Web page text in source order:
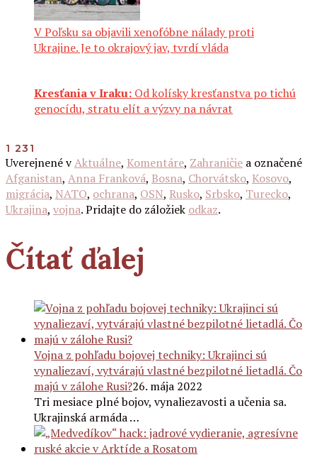
V Poľsku sa objavili xenofóbne nálady proti
Ukrajine. Je to okrajový jav, tvrdí vláda
Kresťania v Iraku: Od kolísky kresťanstva po tichú
genocídu, stratu elít a výzvy na návrat
1 231
Uverejnené vAktuálne, Komentáre, Zahraničie a označené
Afganistan, Anna Franková, Bosna, Chorvátsko, Kosovo,
migrácia, NATO, ochrana, OSN, Rusko, Srbsko, Turecko,
Ukrajina, vojna. Pridajte do záložiek odkaz.
Čítať ďalej
Vojna z pohľadu bojovej techniky: Ukrajinci sú
vynaliezaví, vytvárajú vlastné bezpilotné lietadlá. Čo
majú v zálohe Rusi?26. mája 2022
Tri mesiace plné bojov, vynaliezavosti a učenia sa.
Ukrajinská armáda …